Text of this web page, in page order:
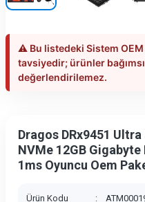
⚠️ Bu listedeki Sistem
tavsiyedir; ürünler
değerlendirilemez.
Dragos DRx9451 Ultra
NVMe 12GB Gigabyte
1ms Oyuncu Oem
Ürün Kodu :